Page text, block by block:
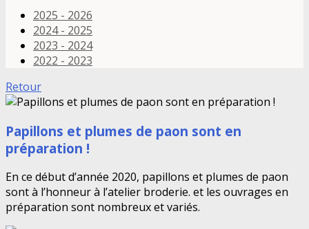
2025 - 2026
2024 - 2025
2023 - 2024
2022 - 2023
Retour
Papillons et plumes de paon sont en
préparation !
En ce début d’année 2020, papillons et plumes de paon
sont à l’honneur à l’atelier broderie. et les ouvrages en
préparation sont nombreux et variés.